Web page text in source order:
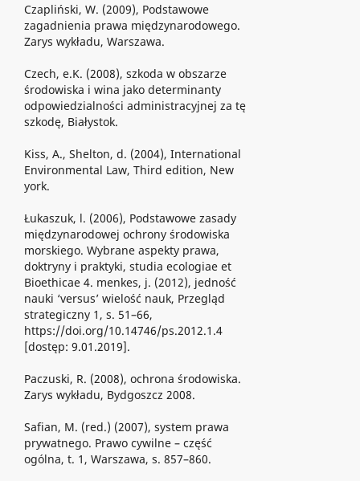
Czapliński, W. (2009), Podstawowe
zagadnienia prawa międzynarodowego.
Zarys wykładu, Warszawa.
Czech, e.K. (2008), szkoda w obszarze
środowiska i wina jako determinanty
odpowiedzialności administracyjnej za tę
szkodę, Białystok.
Kiss, A., Shelton, d. (2004), International
Environmental Law, Third edition, New
york.
Łukaszuk, l. (2006), Podstawowe zasady
międzynarodowej ochrony środowiska
morskiego. Wybrane aspekty prawa,
doktryny i praktyki, studia ecologiae et
Bioethicae 4. menkes, j. (2012), jedność
nauki ‘versus’ wielość nauk, Przegląd
strategiczny 1, s. 51–66,
https://doi.org/10.14746/ps.2012.1.4
[dostęp: 9.01.2019].
Paczuski, R. (2008), ochrona środowiska.
Zarys wykładu, Bydgoszcz 2008.
Safian, M. (red.) (2007), system prawa
prywatnego. Prawo cywilne – część
ogólna, t. 1, Warszawa, s. 857–860.